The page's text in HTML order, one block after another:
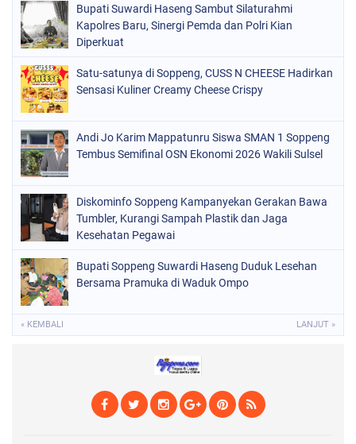
ORGANISASI
PERISTIWA
POLITIK (157)
POLRI
SOPPENG (1148)
SULSEL
Bupati Suwardi Haseng Sambut Silaturahmi
Kapolres Baru, Sinergi Pemda dan Polri Kian
Diperkuat
Satu-satunya di Soppeng, CUSS N CHEESE Hadirkan
Sensasi Kuliner Creamy Cheese Crispy
Andi Jo Karim Mappatunru Siswa SMAN 1 Soppeng
Tembus Semifinal OSN Ekonomi 2026 Wakili Sulsel
Diskominfo Soppeng Kampanyekan Gerakan Bawa
Tumbler, Kurangi Sampah Plastik dan Jaga
Kesehatan Pegawai
Bupati Soppeng Suwardi Haseng Duduk Lesehan
Bersama Pramuka di Waduk Ompo
« KEMBALI LANJUT »